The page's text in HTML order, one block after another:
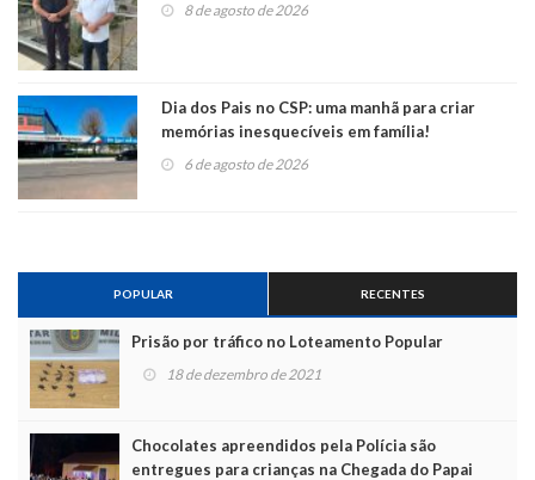
8 de agosto de 2026
Dia dos Pais no CSP: uma manhã para criar
memórias inesquecíveis em família!
6 de agosto de 2026
POPULAR RECENTES
Prisão por tráfico no Loteamento Popular
18 de dezembro de 2021
Chocolates apreendidos pela Polícia são
entregues para crianças na Chegada do Papai